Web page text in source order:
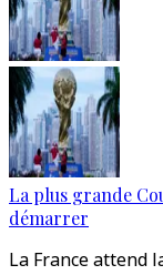
La plus grande
démarrer
La France attend